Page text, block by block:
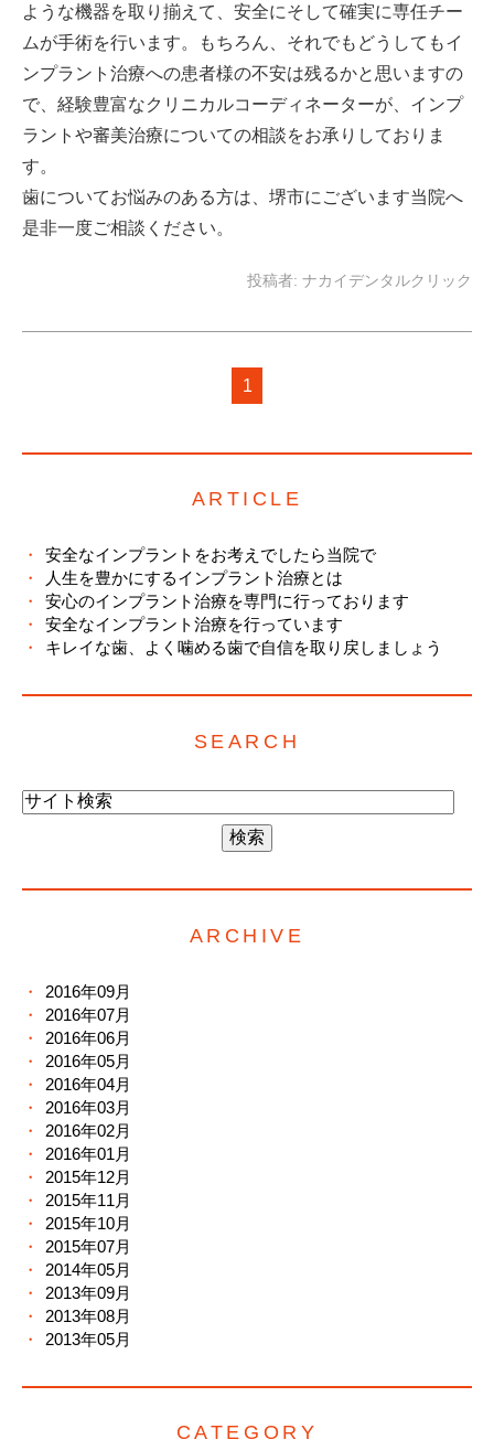
ような機器を取り揃えて、安全にそして確実に専任チー
ムが手術を行います。もちろん、それでもどうしてもイ
ンプラント治療への患者様の不安は残るかと思いますの
で、経験豊富なクリニカルコーディネーターが、インプ
ラントや審美治療についての相談をお承りしておりま
す。
歯についてお悩みのある方は、堺市にございます当院へ
是非一度ご相談ください。
投稿者: ナカイデンタルクリック
1
ARTICLE
安全なインプラントをお考えでしたら当院で
人生を豊かにするインプラント治療とは
安心のインプラント治療を専門に行っております
安全なインプラント治療を行っています
キレイな歯、よく噛める歯で自信を取り戻しましょう
SEARCH
ARCHIVE
2016年09月
2016年07月
2016年06月
2016年05月
2016年04月
2016年03月
2016年02月
2016年01月
2015年12月
2015年11月
2015年10月
2015年07月
2014年05月
2013年09月
2013年08月
2013年05月
CATEGORY